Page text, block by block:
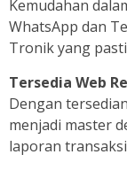
Kemudahan
WhatsApp dan
Tronik yang
Tersedia Web
Dengan
menjadi master
laporan